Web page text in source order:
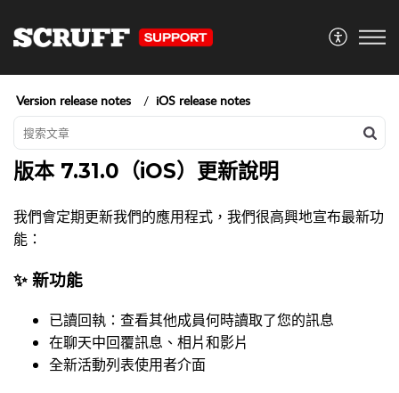
Version release notes iOS release notes
版本 7.31.0（iOS）更新說明
我們會定期更新我們的應用程式，我們很高興地宣布最新功
能：
✨ 新功能
已讀回執：查看其他成員何時讀取了您的訊息
在聊天中回覆訊息、相片和影片
全新活動列表使用者介面